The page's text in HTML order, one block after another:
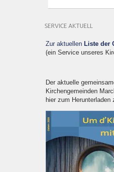
SERVICE AKTUELL
Zur aktuellen Liste der
(ein Service unseres
Der aktuelle
Kirchengemeinden
hier zum Herunterladen